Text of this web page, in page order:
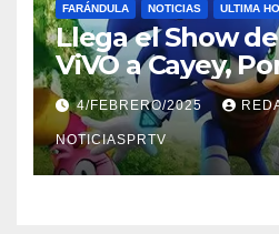
FARÁNDULA NOTICIAS ULTIMA
Llega el Show
ViVO a Cayey,
Barceloneta y
Relojes gratis
compre ahora….
4/FEBRERO/2025
NOTICIASPRTV